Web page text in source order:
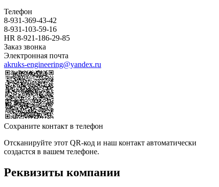
Телефон
8-931-369-43-42
8-931-103-59-16
HR 8-921-186-29-85
Заказ звонка
Электронная почта
akruks-engineering@yandex.ru
Сохраните контакт в телефон
Отсканируйте этот QR-код и наш контакт автоматически
создастся в вашем телефоне.
Реквизиты компании